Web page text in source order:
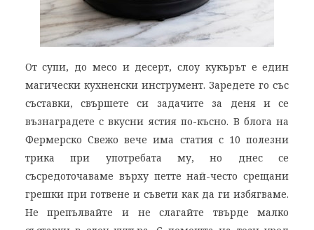
От супи, до месо и десерт, слоу кукърът е един
магически кухненски инструмент. Заредете го със
съставки, свършете си задачите за деня и се
възнаградете с вкусни ястия по-късно. В блога на
Фермерско Свежо вече има статия с 10 полезни
трика при употребата му, но днес се
съсредоточаваме върху петте най-често срещани
грешки при готвене и съвети как да ги избягваме.
Не препълвайте и не слагайте твърде малко